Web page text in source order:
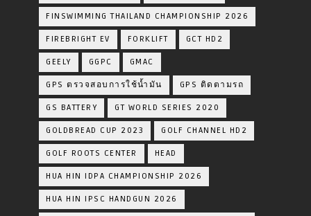
FINSWIMMING THAILAND CHAMPIONSHIP 2026
FIREBRIGHT EV FORKLIFT GCT HD2
GEELY GGPC GMAC
GPS ตรวจสอบการใช้น้ำมัน GPS ติดตามรถ
GS BATTERY GT WORLD SERIES 2020
GOLDBREAD CUP 2023 GOLF CHANNEL HD2
GOLF ROOTS CENTER HEAD
HUA HIN IDPA CHAMPIONSHIP 2026
HUA HIN IPSC HANDGUN 2026